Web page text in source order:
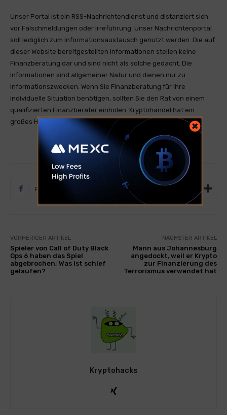
Unser Portal ist ein RSS-Nachrichtendienst und distanziert sich
vor Falschmeldungen oder Irreführung. Unser Nachrichtenportal
soll lediglich zum Informationsaustausch genutzt werden. Die auf
dieser Website bereitgestellten Informationen stellen keine
Finanzberatung dar und sind nicht als solche gedacht. Die
Informationen sind allgemeiner Natur und dienen nur zu
Informationszwecken. Wenn Sie Finanzberatung für Ihre
individuelle Situation benötigen, sollten Sie den Rat von einem
qualifizierten Finanzberater einholen. Kryptohandel hat ein
großes Handelsrisiko was zum Totalverlust führen kann.
Facebook Twitter Tumblr
VORHERIGER ARTIKEL
Spieler von Call of Duty Black
Ops 6 haben das Spiel
abgebrochen; Was ist schief
gelaufen?
NÄCHSTER ARTIKEL
Mann aus Johannesburg
angedockt, weil er Krypto
zur Finanzierung des
Terrorismus verwendet hat
Kryptohacks